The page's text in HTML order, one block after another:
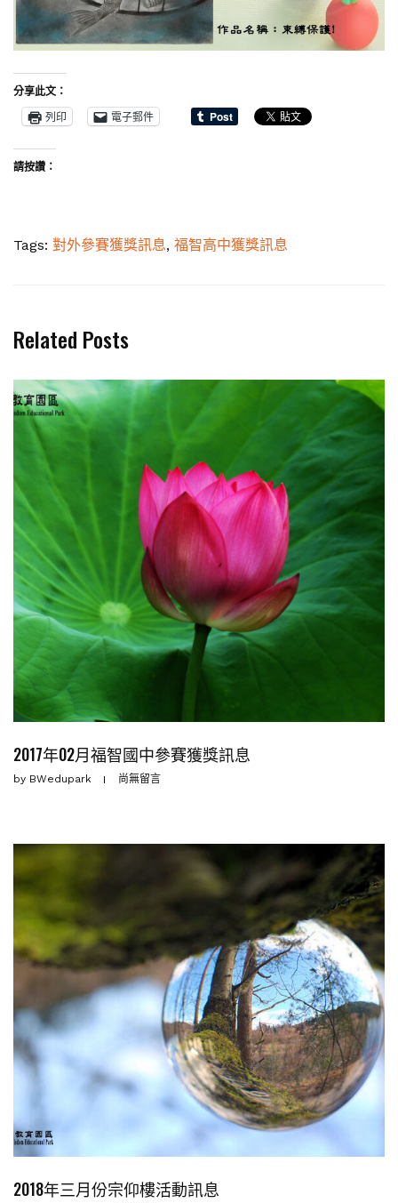
分享此文：
列印
電子郵件
請按讚：
Tags: 對外參賽獲獎訊息, 福智高中獲獎訊息
Related Posts
2017年02月福智國中參賽獲獎訊息
by BWedupark 尚無留言
2018年三月份宗仰樓活動訊息